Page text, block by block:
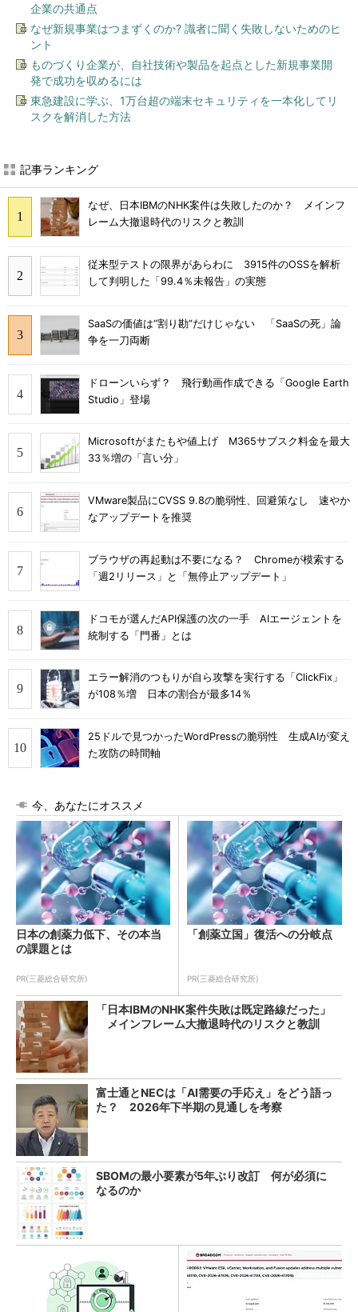
企業の共通点
なぜ新規事業はつまずくのか? 識者に聞く失敗しないためのヒ
ント
ものづくり企業が、自社技術や製品を起点とした新規事業開
発で成功を収めるには
東急建設に学ぶ、1万台超の端末セキュリティを一本化してリ
スクを解消した方法
記事ランキング
なぜ、日本IBMのNHK案件は失敗したのか？ メインフ
レーム大撤退時代のリスクと教訓
従来型テストの限界があらわに 3915件のOSSを解析
して判明した「99.4％未報告」の実態
SaaSの価値は“割り勘”だけじゃない 「SaaSの死」論
争を一刀両断
ドローンいらず？ 飛行動画作成できる「Google Earth
Studio」登場
Microsoftがまたもや値上げ M365サブスク料金を最大
33％増の「言い分」
VMware製品にCVSS 9.8の脆弱性、回避策なし 速やか
なアップデートを推奨
ブラウザの再起動は不要になる？ Chromeが模索する
「週2リリース」と「無停止アップデート」
ドコモが選んだAPI保護の次の一手 AIエージェントを
統制する「門番」とは
エラー解消のつもりが自ら攻撃を実行する「ClickFix」
が108％増 日本の割合が最多14％
25ドルで見つかったWordPressの脆弱性 生成AIが変え
た攻防の時間軸
今、あなたにオススメ
日本の創薬力低下、その本当
の課題とは
PR(三菱総合研究所)
「創薬立国」復活への分岐点
PR(三菱総合研究所)
「日本IBMのNHK案件失敗は既定路線だった」
メインフレーム大撤退時代のリスクと教訓
富士通とNECは「AI需要の手応え」をどう語っ
た？ 2026年下半期の見通しを考察
SBOMの最小要素が5年ぶり改訂 何が必須に
なるのか